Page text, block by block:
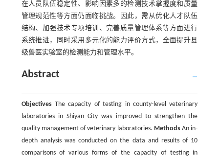
在人员队伍稳定性、影响因素多的检测技术掌握度和质量
管理规范性等方面仍面临挑战。因此，需从优化人才队伍
结构、加强技术专项培训、完善质量管理体系等方面进行
系统推进，同时采用多元化的能力评价方式，全面提升县
级兽医实验室的检测能力和管理水平。
Abstract
ObjectivesThe capacity of testing in county-level veterinary
laboratories in Shiyan City was improved to strengthen the
quality management of veterinary laboratories. MethodsAn in-
depth analysis was conducted on the data and results of 10
comparisons of various forms of the capacity of testing in